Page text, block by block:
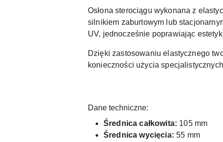
Osłona sterociągu wykonana z
silnikiem zaburtowym lub
UV, jednocześnie poprawiając
Dzięki zastosowaniu elastycznego
konieczności użycia
Dane techniczne:
Średnica całkowita: 105 mm
Średnica wycięcia: 55 mm